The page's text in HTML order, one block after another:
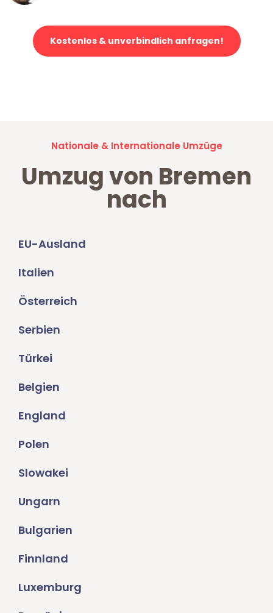
Kostenlos & unverbindlich anfragen!
Nationale & Internationale Umzüge
Umzug von Bremen
nach
EU-Ausland
Italien
Österreich
Serbien
Türkei
Belgien
England
Polen
Slowakei
Ungarn
Bulgarien
Finnland
Luxemburg